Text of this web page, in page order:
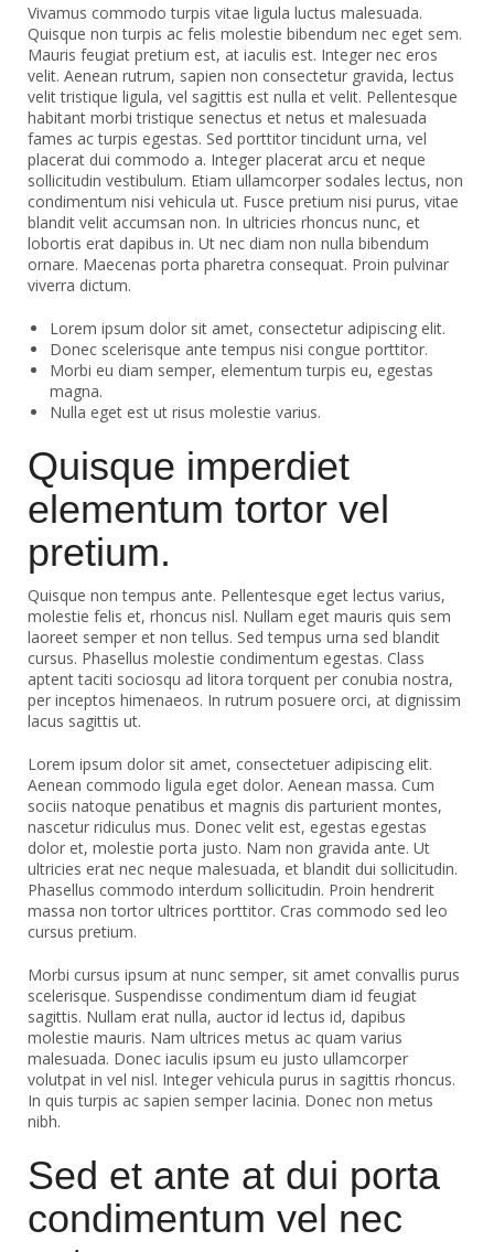
Vivamus commodo turpis vitae ligula luctus malesuada.
Quisque non turpis ac felis molestie bibendum nec eget sem.
Mauris feugiat pretium est, at iaculis est. Integer nec eros
velit. Aenean rutrum, sapien non consectetur gravida, lectus
velit tristique ligula, vel sagittis est nulla et velit. Pellentesque
habitant morbi tristique senectus et netus et malesuada
fames ac turpis egestas. Sed porttitor tincidunt urna, vel
placerat dui commodo a. Integer placerat arcu et neque
sollicitudin vestibulum. Etiam ullamcorper sodales lectus, non
condimentum nisi vehicula ut. Fusce pretium nisi purus, vitae
blandit velit accumsan non. In ultricies rhoncus nunc, et
lobortis erat dapibus in. Ut nec diam non nulla bibendum
ornare. Maecenas porta pharetra consequat. Proin pulvinar
viverra dictum.
Lorem ipsum dolor sit amet, consectetur adipiscing elit.
Donec scelerisque ante tempus nisi congue porttitor.
Morbi eu diam semper, elementum turpis eu, egestas
magna.
Nulla eget est ut risus molestie varius.
Quisque imperdiet
elementum tortor vel
pretium.
Quisque non tempus ante. Pellentesque eget lectus varius,
molestie felis et, rhoncus nisl. Nullam eget mauris quis sem
laoreet semper et non tellus. Sed tempus urna sed blandit
cursus. Phasellus molestie condimentum egestas. Class
aptent taciti sociosqu ad litora torquent per conubia nostra,
per inceptos himenaeos. In rutrum posuere orci, at dignissim
lacus sagittis ut.
Lorem ipsum dolor sit amet, consectetuer adipiscing elit.
Aenean commodo ligula eget dolor. Aenean massa. Cum
sociis natoque penatibus et magnis dis parturient montes,
nascetur ridiculus mus. Donec velit est, egestas egestas
dolor et, molestie porta justo. Nam non gravida ante. Ut
ultricies erat nec neque malesuada, et blandit dui sollicitudin.
Phasellus commodo interdum sollicitudin. Proin hendrerit
massa non tortor ultrices porttitor. Cras commodo sed leo
cursus pretium.
Morbi cursus ipsum at nunc semper, sit amet convallis purus
scelerisque. Suspendisse condimentum diam id feugiat
sagittis. Nullam erat nulla, auctor id lectus id, dapibus
molestie mauris. Nam ultrices metus ac quam varius
malesuada. Donec iaculis ipsum eu justo ullamcorper
volutpat in vel nisl. Integer vehicula purus in sagittis rhoncus.
In quis turpis ac sapien semper lacinia. Donec non metus
nibh.
Sed et ante at dui porta
condimentum vel nec